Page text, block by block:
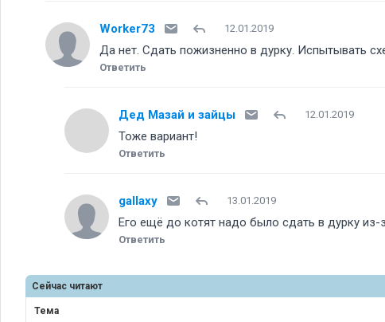
Worker73 12.01.2019
Да нет. Сдать пожизненно в дурку. Испытывать
Ответить
Дед Мазай и зайцы 12.01.2019
Тоже вариант!
Ответить
gallaxy 13.01.2019
Его ещё до котят надо было сдать в дурку из-
Ответить
Сейчас читают
Тема